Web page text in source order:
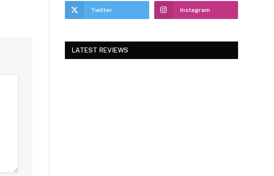
Twitter Instagram
LATEST REVIEWS